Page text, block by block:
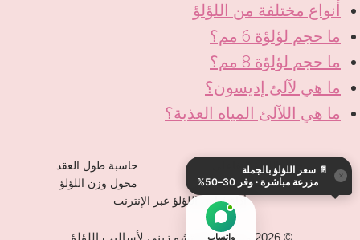
أنواع مختلفة من اللؤلؤ
ما حجم لؤلؤة 6 مم؟
ما حجم لؤلؤة 8 مم؟
ما هي لآلئ إديسون؟
ما هي اللآلئ المياه العذبة؟
حجم اللؤلؤ التفاعلي
حاسبة طول العقد
حاسبة خيط اللؤلؤ
محول وزن اللؤلؤ
أداة قياس اللؤلؤ عبر الإنترنت
📄 سعر اللؤلؤ بالجملة
مزرعة مباشرة · وفر 30–50%
×
واتساب
ES